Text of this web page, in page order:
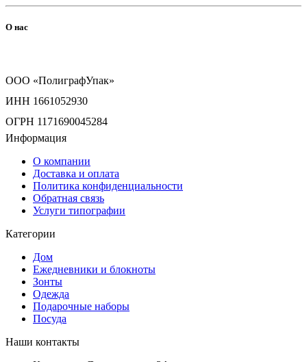
О нас
ООО «ПолиграфУпак»
ИНН 1661052930
ОГРН 1171690045284
Информация
О компании
Доставка и оплата
Политика конфиденциальности
Обратная связь
Услуги типографии
Категории
Дом
Ежедневники и блокноты
Зонты
Одежда
Подарочные наборы
Посуда
Наши контакты